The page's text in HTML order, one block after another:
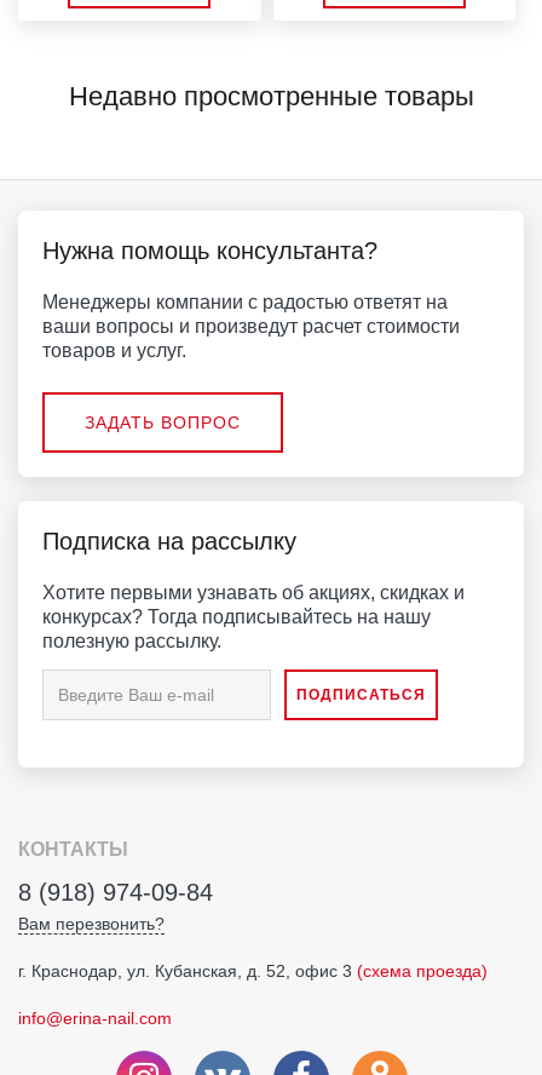
Недавно просмотренные товары
Нужна помощь консультанта?
Менеджеры компании с радостью ответят на
ваши вопросы и произведут расчет стоимости
товаров и услуг.
ЗАДАТЬ ВОПРОС
Подписка на рассылку
Хотите первыми узнавать об акциях, скидках и
конкурсах? Тогда подписывайтесь на нашу
полезную рассылку.
КОНТАКТЫ
8 (918) 974-09-84
Вам перезвонить?
г. Краснодар, ул. Кубанская, д. 52, офис 3 (схема проезда)
info@erina-nail.com